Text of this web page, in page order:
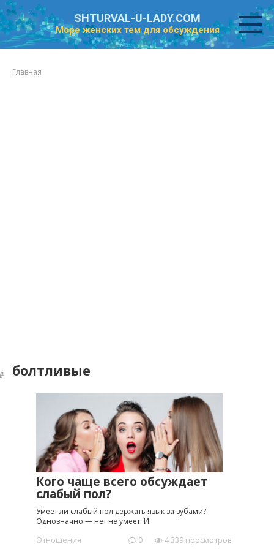
Перейти
к
контенту
SHTURVAL-U-LADY.COM
Море женских тем для обсуждения
Главная
болтливые
Кого чаще всего обсуждает
слабый пол?
Умеет ли слабый пол держать язык за зубами?
Однозначно — нет не умеет. И
Отношения 0 4 339 просмотров